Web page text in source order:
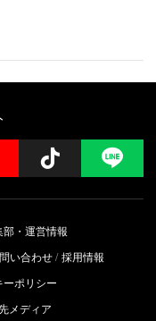
YouTube Follow
部・運営情報
い合わせ 採用情報
ーポリシー
メディア